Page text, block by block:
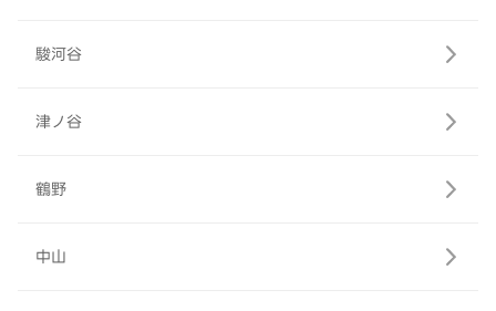
駿河谷
津ノ谷
鶴野
中山